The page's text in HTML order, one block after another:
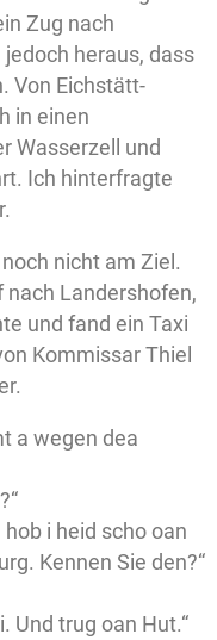
Zug nach
heraus, dass
Von Eichstätt-
in einen
Wasserzell und
Ich hinterfragte
nicht am Ziel.
Landershofen,
und fand ein Taxi
Kommissar Thiel
a wegen dea
i heid scho oan
Kennen Sie den?“
Und trug oan Hut.“